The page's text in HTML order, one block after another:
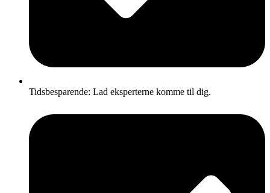
Tidsbesparende: Lad eksperterne komme til dig.